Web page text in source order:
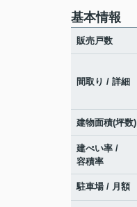
基本情報
販売戸数
間取り / 詳細
建物面積(坪数)
建ぺい率 /
容積率
駐車場 / 月額